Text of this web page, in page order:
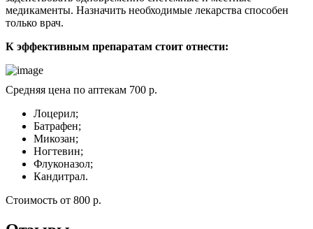
победить. Такая манипуляция совершенно безопасная и
безболезненная. Никаких осложнений у меня не
возникло, а грибок больше не появлялся».
Виталий, 23 года:«У меня грибок находился в
применял перекись водорода. Я дела ванночки, а также
такая терапия у меня заняла 3 месяца. Но при этом мне
удалось отрастить здоровую пластину и удалить
поврежденную. Теперь на ногах у меня идеальные ногти
и никаких приятных ощущений больше не появлялось».